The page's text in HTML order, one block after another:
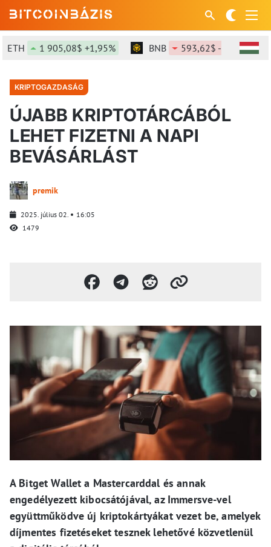
1 905,08$ +1,95% BNB 593,62$ -0,61%
KRIPTOGAZDASÁG
ÚJABB KRIPTOTÁRCÁBÓL
LEHET FIZETNI A NAPI
BEVÁSÁRLÁST
premik
2025. július 02.
16:05
1479
A Bitget Wallet a Mastercarddal és annak
engedélyezett kibocsátójával, az Immersve-vel
együttműködve új kriptokártyákat vezet be, amelyek
díjmentes fizetéseket tesznek lehetővé közvetlenül